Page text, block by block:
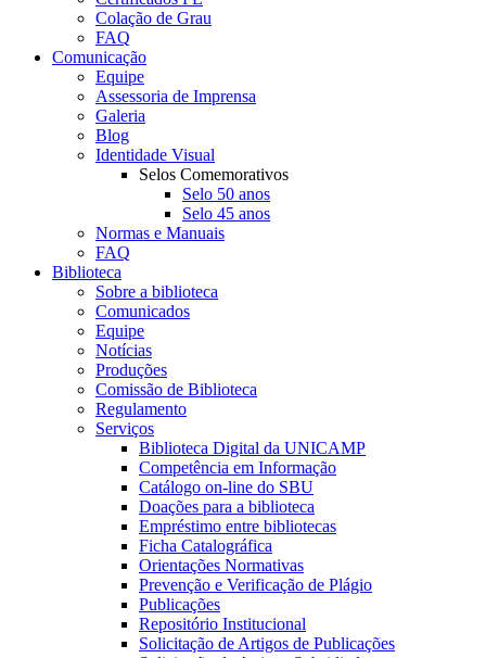
Colação de Grau
FAQ
Comunicação
Equipe
Assessoria de Imprensa
Galeria
Blog
Identidade Visual
Selos Comemorativos
Selo 50 anos
Selo 45 anos
Normas e Manuais
FAQ
Biblioteca
Sobre a biblioteca
Comunicados
Equipe
Notícias
Produções
Comissão de Biblioteca
Regulamento
Serviços
Biblioteca Digital da UNICAMP
Competência em Informação
Catálogo on-line do SBU
Doações para a biblioteca
Empréstimo entre bibliotecas
Ficha Catalográfica
Orientações Normativas
Prevenção e Verificação de Plágio
Publicações
Repositório Institucional
Solicitação de Artigos de Publicações